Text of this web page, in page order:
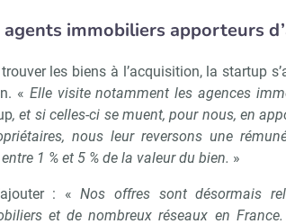
agents immobiliers apporteurs
les biens à l’acquisition, la startup
« Elle visite notamment les agences
, et si celles-ci se muent, pour nous, en
nous leur reversons une
1 % et 5 % de la valeur du bien. »
: «Nos offres sont désormais
et de nombreux réseaux en France.
Non